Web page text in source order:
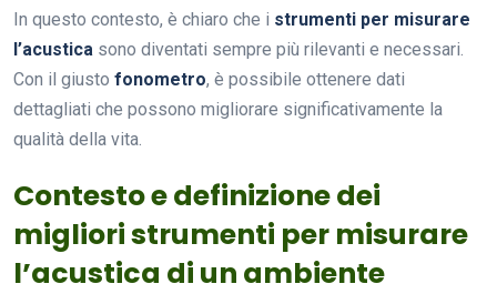
In questo contesto, è chiaro che i strumenti per misurare
l’acustica sono diventati sempre più rilevanti e necessari.
Con il giusto fonometro, è possibile ottenere dati
dettagliati che possono migliorare significativamente la
qualità della vita.
Contesto e definizione dei
migliori strumenti per misurare
l’acustica di un ambiente